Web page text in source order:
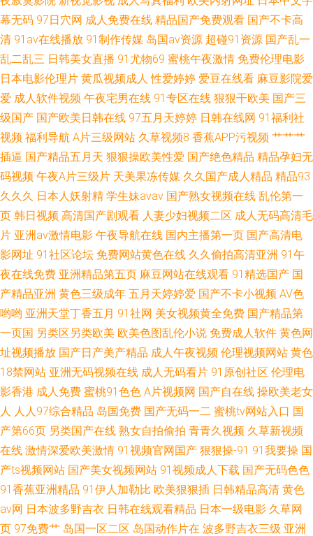
的av网站在线 91后入视频 天天干天天狠狠日 久槽影院 成人77网站 91热国
产人妖 www中日韩欧美 91资源在线播放 91网站免费123 影音先锋熟女资源
网站 天美福利导航 性交美女 先锋在线资源网 www四虎AV站
幕无码 97日穴网 成人免费在线 精品国产免费观看 国产不卡高
清 91av在线播放 91制作传媒 岛国av资源 超碰91资源 国产乱一
乱二乱三 日韩美女直播 91尤物69 蜜桃午夜激情 免费伦理电影
日本电影伦理片 黄瓜视频成人 性爱婷婷 爱豆在线看 麻豆影院爱
爱 成人软件视频 午夜宅男在线 91专区在线 狠狠干欧美 国产三
级国产 国产欧美日韩在线 97五月天婷婷 日韩在线网 91福利社
视频 福利导航 A片三级网站 久草视频8 香蕉APP污视频 艹艹艹
插逼 国产精品五月天 狠狠操欧美性爱 国产绝色精品 精品孕妇无
码视频 午夜A片三级片 天美果冻传媒 久久国产成人精品 精品93
久久久 日本人妖射精 学生妹avav 国产熟女视频在线 乱伦第一
页 韩日视频 高清国产剧观看 人妻少妇视频二区 成人无码高清毛
片 亚洲av激情电影 午夜导航在线 国内主播第一页 国产高清电
影网址 91社区论坛 免费网站黄色在线 久久偷拍高清亚洲 91午
夜在线免费 亚洲精品第五页 麻豆网站在线观看 91精选国产 国
产精品亚洲 黄色三级成年 五月天婷婷爱 国产不卡小视频 AV色
哟哟 亚洲天堂丁香五月 91社网 美女视频黄全免费 国产精品第
一页国 另类区另类欧美 欧美色图乱伦小说 免费成人软件 黄色网
址视频播放 国产日产美产精品 成人午夜视频 伦理视频网站 黄色
18禁网站 亚洲无码视频在线 成人无码看片 91原创社区 伦理电
影香港 成人免费 蜜桃91色色 A片视频网 国产自在线 操欧美老女
人 人人97综合精品 岛国免费 国产无码一二 蜜桃tv网站入口 国
产第66页 另类国产在线 熟女自拍偷拍 青青久视频 久草新视频
在线 激情深爱欧美激情 91视频官网国产 狠狠操-91 91我要操 国
产ts视频网站 国产美女视频网站 91视频成人下载 国产无码色色
91香蕉亚洲精品 91伊人加勒比 欧美狠狠插 日韩精品高清 黄色
av网 日本波多野吉衣 日韩在线观看精品 日本一级电影 久草网
页 97免费艹 岛国一区二区 岛国动作片在 波多野吉衣三级 亚洲